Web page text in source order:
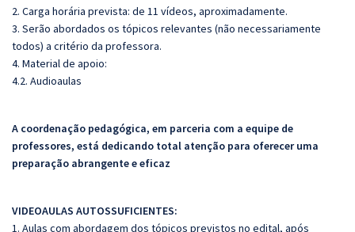
2. Carga horária prevista: de 11 vídeos, aproximadamente.
3. Serão abordados os tópicos relevantes (não necessariamente
todos) a critério da professora.
4. Material de apoio:
4.2. Audioaulas
A coordenação pedagógica, em parceria com a equipe de
professores, está dedicando total atenção para oferecer uma
preparação abrangente e eficaz
VIDEOAULAS AUTOSSUFICIENTES:
1. Aulas com abordagem dos tópicos previstos no edital, após